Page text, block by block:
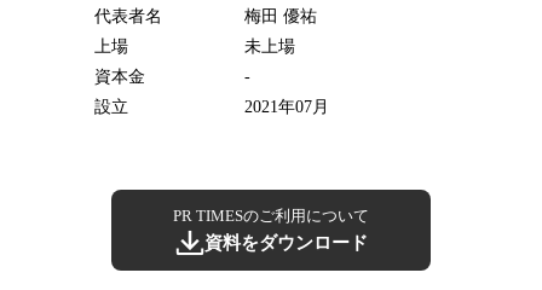
代表者名
梅田 優祐
上場
未上場
資本金
-
設立
2021年07月
PR TIMESのご利用について
資料をダウンロード